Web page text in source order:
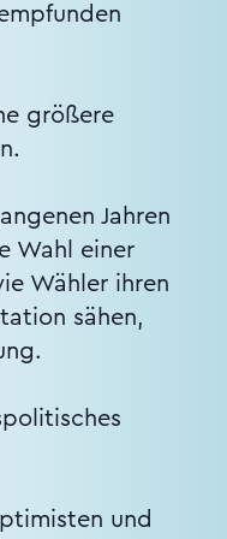
größere
Jahren
Wahl einer
Wähler ihren
sähen,
und